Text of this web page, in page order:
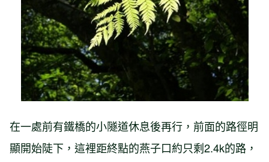
在一處前有鐵橋的小隧道休息後再行，前面的路徑明
顯開始陡下，這裡距終點的燕子口約只剩2.4k的路，